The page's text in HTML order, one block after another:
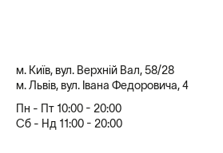
м. Київ, вул. Верхній Вал, 58/28
м. Львів, вул. Івана Федоровича, 4
Пн - Пт 10:00 - 20:00
Сб - Нд 11:00 - 20:00